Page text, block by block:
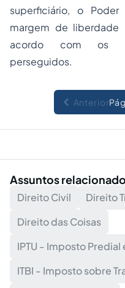
superficiário, o
margem de
acordo com os
perseguidos.
Anterior
Assuntos
Direito Civil
Direito
Direito das Coisas
IPTU - Imposto Predial
ITBI - Imposto sobre